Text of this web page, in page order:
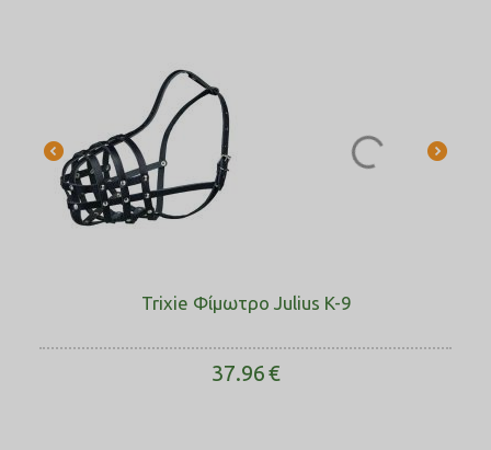
Trixie Φίμωτρο Julius K-9
37.96€